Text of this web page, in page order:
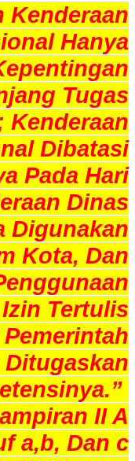
Kenderaan
Hanya
Tugas
Kenderaan
Dibatasi
Pada Hari
Dinas
Digunakan
Kota, Dan
Tertulis
Ditugaskan
II A
a,b, Dan c